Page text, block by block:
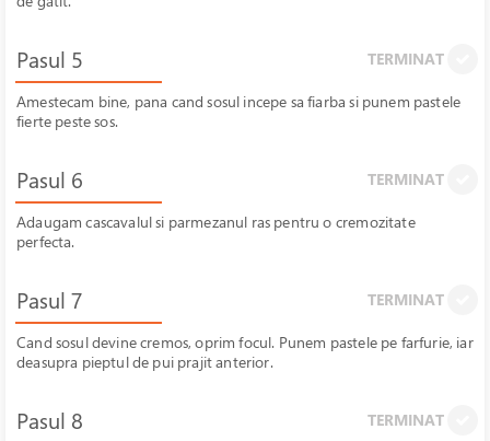
Pasul 5 TERMINAT
Amestecam bine, pana cand sosul incepe sa fiarba si punem pastele
fierte peste sos.
Pasul 6 TERMINAT
Adaugam cascavalul si parmezanul ras pentru o cremozitate
perfecta.
Pasul 7 TERMINAT
Cand sosul devine cremos, oprim focul. Punem pastele pe farfurie, iar
deasupra pieptul de pui prajit anterior.
Pasul 8 TERMINAT